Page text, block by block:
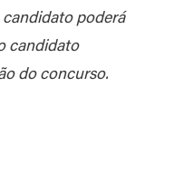
poderá
candidato
do concurso.